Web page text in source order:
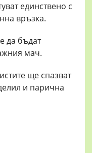
единствено с
връзка.
да бъдат
мач.
ще спазват
и парична